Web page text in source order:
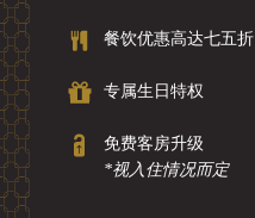
餐饮优惠高达七五折
专属生日特权
免费客房升级
*视入住情况而定